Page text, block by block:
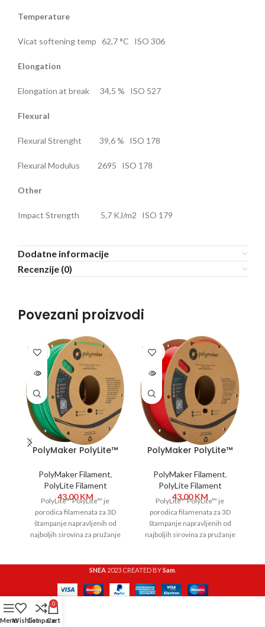
Temperature
Vicat softening temp 62,7 °C ISO 306
Elongation
Elongation at break 34,5 % ISO 527
Flexural
Flexural Strenght 39,6 % ISO 178
Flexural Modulus 2695 ISO 178
Other
Impact Strength 5,7 KJ/m2 ISO 179
Dodatne informacije
Recenzije (0)
Povezani proizvodi
SOLD
OUT
PolyMaker PolyLite™
Green
PolyMaker Filament,
PolyLite Filament
43,00KM
PolyLite™ PolyLite™ je
porodica filamenata za 3D
štampanje napravljenih od
najboljih sirovina za pružanje
SOLD
OUT
PolyMaker PolyLite™
PolyMaker Filament,
PolyLite Filament
43,00KM
PolyLite™ PolyLite™ je
porodica filamenata za 3D
štampanje napravljenih od
najboljih sirovina za pružanje
SNEA 2023 CREATED BYSam.
MenuWishlistCompare
0
Cart